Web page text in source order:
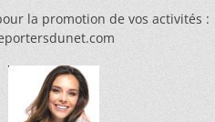
la promotion de vos activités :